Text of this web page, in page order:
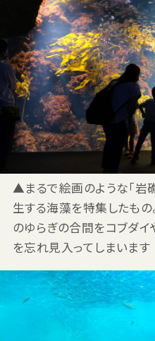
▲まるで絵画のような「岩
生する海藻を特集したも
のゆらぎの合間をコブダ
を忘れ見入ってしまいます